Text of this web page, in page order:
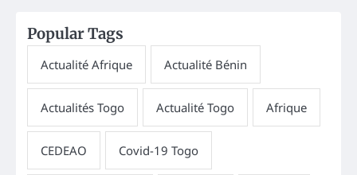
Popular Tags